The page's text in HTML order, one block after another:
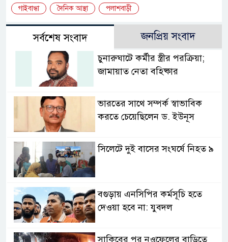
গাইবান্ধা দৈনিক আস্থা পলাশবাড়ী
সর্বশেষ সংবাদ জনপ্রিয় সংবাদ
চুনারুঘাটে কর্মীর স্ত্রীর পরক্রিয়া;
জামায়াত নেতা বহিষ্কার
ভারতের সাথে সম্পর্ক স্বাভাবিক
করতে চেয়েছিলেন ড. ইউনূস
সিলেটে দুই বাসের সংঘর্ষে নিহত ৯
বগুড়ায় এনসিপির কর্মসূচি হতে
দেওয়া হবে না: যুবদল
সাকিবের পর নওফেলের বাড়িতে